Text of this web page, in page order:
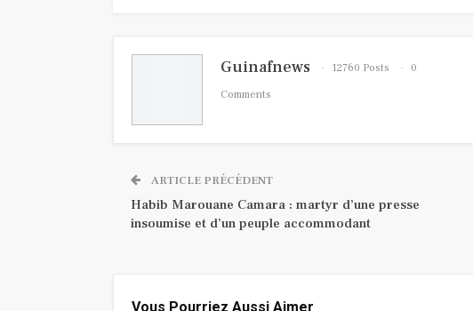
Guinafnews 12760 Posts
0
Comments
ARTICLE PRÉCÉDENT
Habib Marouane Camara : martyr d’une presse
insoumise et d’un peuple accommodant
Vous Pourriez Aussi Aimer